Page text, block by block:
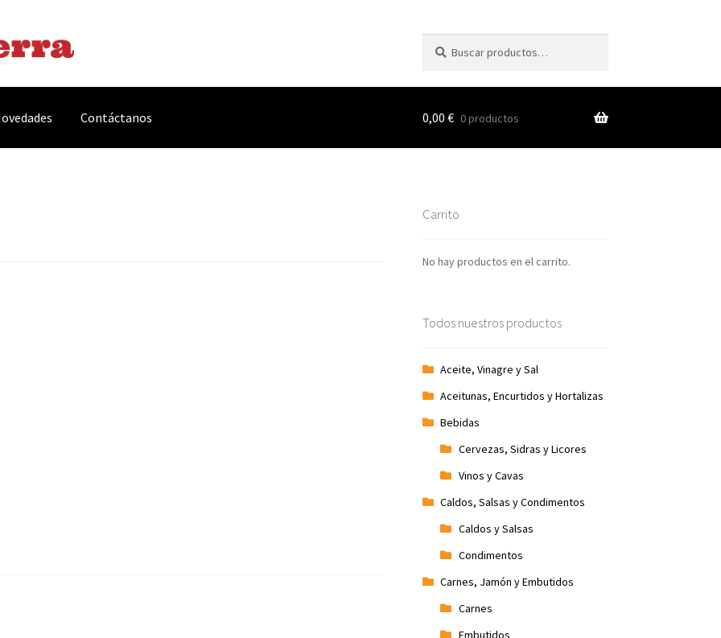
por:
Contáctanos 0,00 € 0 productos
Carrito
No hay productos en el carrito.
Todos nuestros productos
Aceite, Vinagre y Sal
Aceitunas, Encurtidos y Hortalizas
Bebidas
Cervezas, Sidras y Licores
Vinos y Cavas
Caldos, Salsas y Condimentos
Caldos y Salsas
Condimentos
Carnes, Jamón y Embutidos
Carnes
Embutidos